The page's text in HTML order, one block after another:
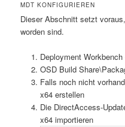
MDT KONFIGURIEREN
Dieser Abschnitt setzt
worden sind.
Deployment Workbench
OSD Build
Falls noch nicht
x64 erstellen
Die DirectAccess-
x64 importieren